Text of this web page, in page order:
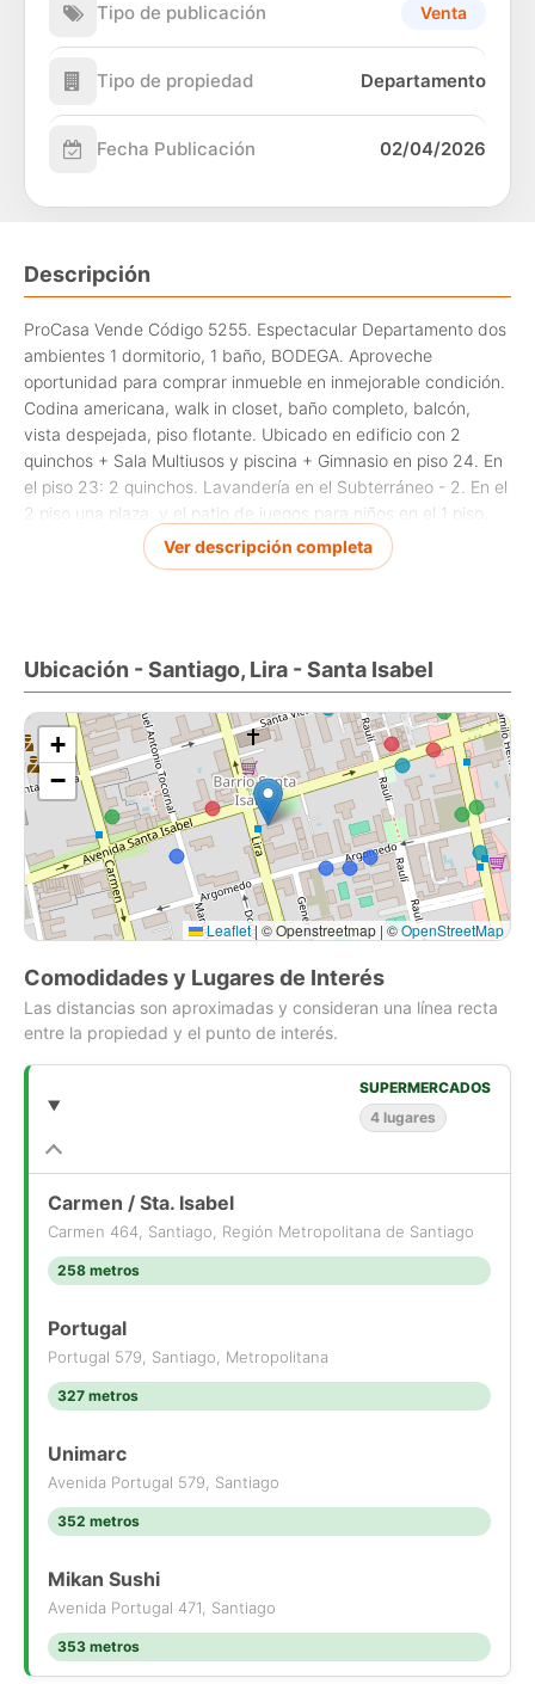
Tipo de publicación Venta
Tipo de propiedad Departamento
Fecha Publicación 02/04/2026
Descripción
ProCasa Vende Código 5255. Espectacular Departamento dos
ambientes 1 dormitorio, 1 baño, BODEGA. Aproveche
oportunidad para comprar inmueble en inmejorable condición.
Codina americana, walk in closet, baño completo, balcón,
vista despejada, piso flotante. Ubicado en edificio con 2
quinchos + Sala Multiusos y piscina + Gimnasio en piso 24. En
el piso 23: 2 quinchos. Lavandería en el Subterráneo - 2. En el
2 piso una plaza, y el patio de juegos para niños en el 1 piso.
Gastos comunes de $64.000 aprox. Contribuciones solo de la
bodega de $3.000 aprox.
Ver descripción completa
Ubicación - Santiago, Lira - Santa Isabel
+
−
Leaflet| © Openstreetmap | ©OpenStreetMap
Comodidades y Lugares de Interés
Las distancias son aproximadas y consideran una línea recta
entre la propiedad y el punto de interés.
SUPERMERCADOS
4 lugares
Carmen / Sta. Isabel
Carmen 464, Santiago, Región Metropolitana de Santiago
258 metros
Portugal
Portugal 579, Santiago, Metropolitana
327 metros
Unimarc
Avenida Portugal 579, Santiago
352 metros
Mikan Sushi
Avenida Portugal 471, Santiago
353 metros